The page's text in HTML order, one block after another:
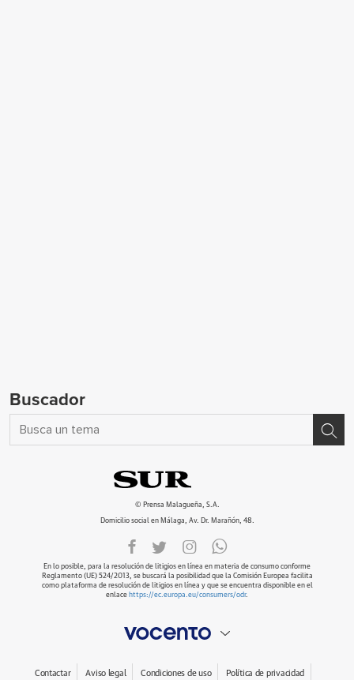
Buscador
© Prensa Malagueña, S.A.
Domicilio social en Málaga, Av. Dr. Marañón, 48.
En lo posible, para la resolución de litigios en línea en materia de consumo conforme
Reglamento (UE) 524/2013, se buscará la posibilidad que la Comisión Europea facilita
como plataforma de resolución de litigios en línea y que se encuentra disponible en el
enlace https://ec.europa.eu/consumers/odr.
Contactar Aviso legal Condiciones de uso Política de privacidad